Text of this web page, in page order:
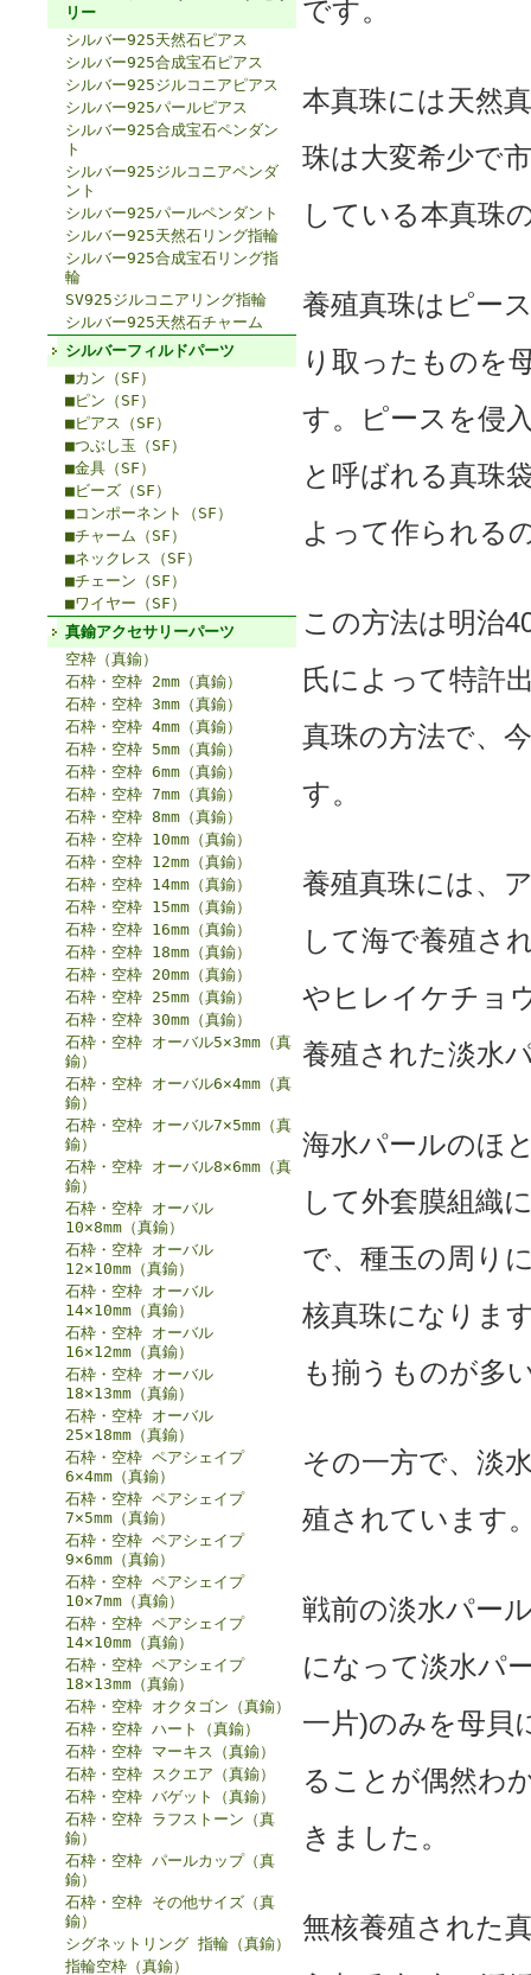
リー
シルバー925天然石ピアス
シルバー925合成宝石ピアス
シルバー925ジルコニアピアス
シルバー925パールピアス
シルバー925合成宝石ペンダン
ト
シルバー925ジルコニアペンダ
ント
シルバー925パールペンダント
シルバー925天然石リング指輪
シルバー925合成宝石リング指
輪
SV925ジルコニアリング指輪
シルバー925天然石チャーム
シルバーフィルドパーツ
■カン（SF）
■ピン（SF）
■ピアス（SF）
■つぶし玉（SF）
■金具（SF）
■ビーズ（SF）
■コンポーネント（SF）
■チャーム（SF）
■ネックレス（SF）
■チェーン（SF）
■ワイヤー（SF）
真鍮アクセサリーパーツ
空枠（真鍮）
石枠・空枠 2mm（真鍮）
石枠・空枠 3mm（真鍮）
石枠・空枠 4mm（真鍮）
石枠・空枠 5mm（真鍮）
石枠・空枠 6mm（真鍮）
石枠・空枠 7mm（真鍮）
石枠・空枠 8mm（真鍮）
石枠・空枠 10mm（真鍮）
石枠・空枠 12mm（真鍮）
石枠・空枠 14mm（真鍮）
石枠・空枠 15mm（真鍮）
石枠・空枠 16mm（真鍮）
石枠・空枠 18mm（真鍮）
石枠・空枠 20mm（真鍮）
石枠・空枠 25mm（真鍮）
石枠・空枠 30mm（真鍮）
石枠・空枠 オーバル5×3mm（真
鍮）
石枠・空枠 オーバル6×4mm（真
鍮）
石枠・空枠 オーバル7×5mm（真
鍮）
石枠・空枠 オーバル8×6mm（真
鍮）
石枠・空枠 オーバル
10×8mm（真鍮）
石枠・空枠 オーバル
12×10mm（真鍮）
石枠・空枠 オーバル
14×10mm（真鍮）
石枠・空枠 オーバル
16×12mm（真鍮）
石枠・空枠 オーバル
18×13mm（真鍮）
石枠・空枠 オーバル
25×18mm（真鍮）
石枠・空枠 ペアシェイプ
6×4mm（真鍮）
石枠・空枠 ペアシェイプ
7×5mm（真鍮）
石枠・空枠 ペアシェイプ
9×6mm（真鍮）
石枠・空枠 ペアシェイプ
10×7mm（真鍮）
石枠・空枠 ペアシェイプ
14×10mm（真鍮）
石枠・空枠 ペアシェイプ
18×13mm（真鍮）
石枠・空枠 オクタゴン（真鍮）
石枠・空枠 ハート（真鍮）
石枠・空枠 マーキス（真鍮）
石枠・空枠 スクエア（真鍮）
石枠・空枠 バゲット（真鍮）
石枠・空枠 ラフストーン（真
鍮）
石枠・空枠 パールカップ（真
鍮）
石枠・空枠 その他サイズ（真
鍮）
シグネットリング 指輪（真鍮）
指輪空枠（真鍮）
です。
本真珠には天然
珠は大変希少で
している本真珠
養殖真珠はピー
り取ったものを
す。ピースを侵
と呼ばれる真珠
よって作られる
この方法は明治
氏によって特許
真珠の方法で、
す。
養殖真珠には、
して海で養殖さ
やヒレイケチョ
養殖された淡水
海水パールのほ
して外套膜組織
で、種玉の周り
核真珠になりま
も揃うものが多
その一方で、淡
殖されています
戦前の淡水パー
になって淡水パ
一片)のみを母貝
ることが偶然わ
きました。
無核養殖された